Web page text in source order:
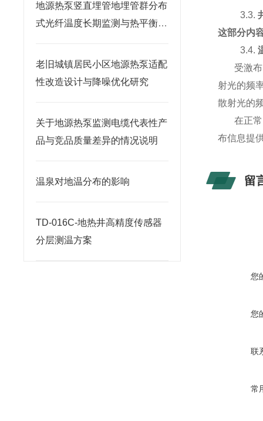
地源热泵竖直埋管地埋管群分布
式光纤温度长期监测与热平衡调
老旧城镇居民小区地源热泵适配
性改造设计与降噪优化研究
关于地源热泵监测电缆代表性产
品与竞品质量差异的情况说明
温泉对地温分布的影响
TD-016C-地热井高精度传感器
分层测温方案
3.3.
这部分内
3.4.
受激
射光的频
散射光的
在正
布信息提
留
您
您
联
常